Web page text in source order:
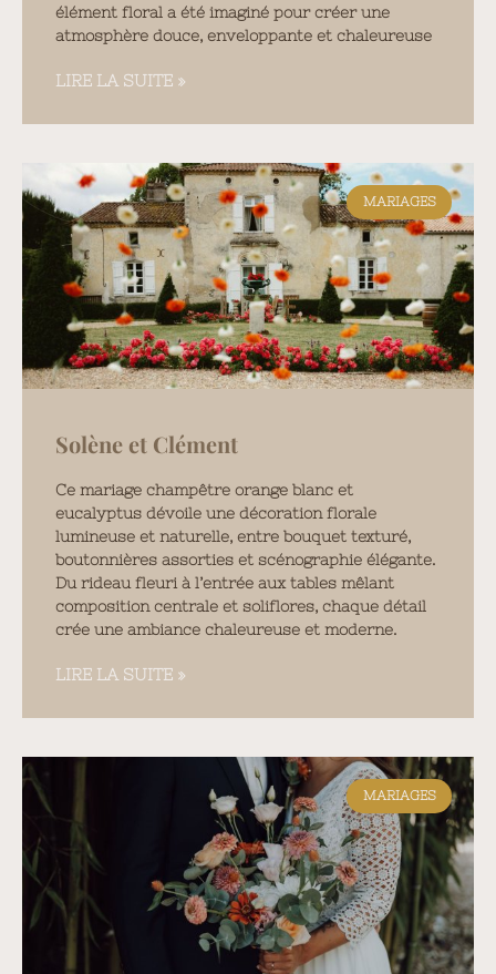
élément floral a été imaginé pour créer une
atmosphère douce, enveloppante et chaleureuse
LIRE LA SUITE »
MARIAGES
Solène et Clément
Ce mariage champêtre orange blanc et
eucalyptus dévoile une décoration florale
lumineuse et naturelle, entre bouquet texturé,
boutonnières assorties et scénographie élégante.
Du rideau fleuri à l’entrée aux tables mêlant
composition centrale et soliflores, chaque détail
crée une ambiance chaleureuse et moderne.
LIRE LA SUITE »
MARIAGES